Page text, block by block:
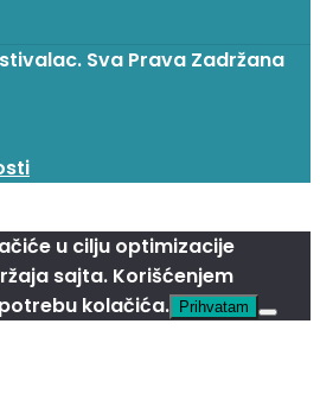
Sva Prava Zadržana
u cilju optimizacije
sajta. Korišćenjem
kolačića.
Prihvatam